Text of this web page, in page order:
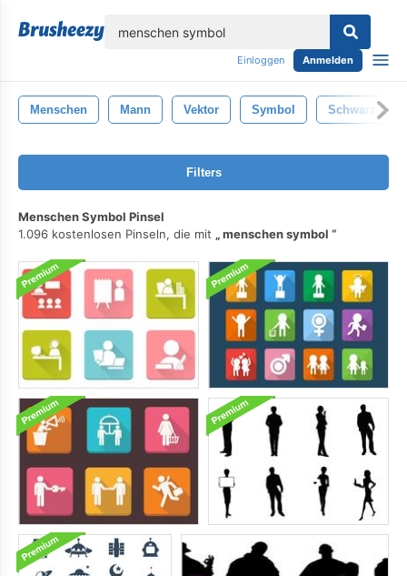
Einloggen Anmelden
Menschen Mann Vektor Symbol Schwarz
Filters
Menschen Symbol Pinsel
1.096 kostenlosen Pinseln, die mit
menschen symbol